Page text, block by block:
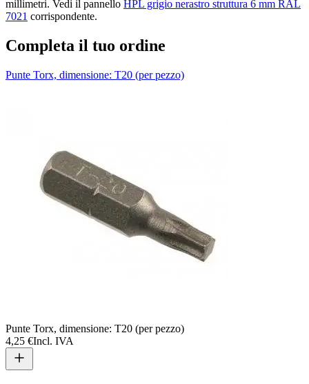
Aggiungi un'altra lastra
millimetri. Vedi il pannello HPL grigio nerastro struttura 6 mm RAL
7021 corrispondente.
Completa il tuo ordine
Punte Torx, dimensione: T20 (per pezzo)
Punte Torx, dimensione: T20 (per pezzo)
4,25 €Incl. IVA